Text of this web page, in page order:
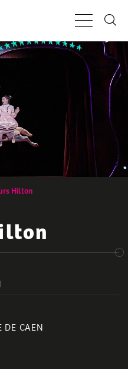
Hilton
DE CAEN